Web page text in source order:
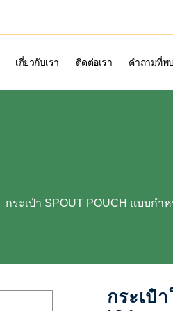
เกี่ยวกับเรา ติดต่อเรา คำถามที่พ
กระเป๋า SPOUT POUCH แบบกำห
กระเป๋